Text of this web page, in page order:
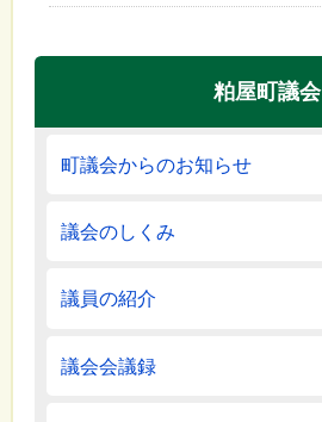
粕屋町議会
町議会からのお知らせ
議会のしくみ
議員の紹介
議会会議録